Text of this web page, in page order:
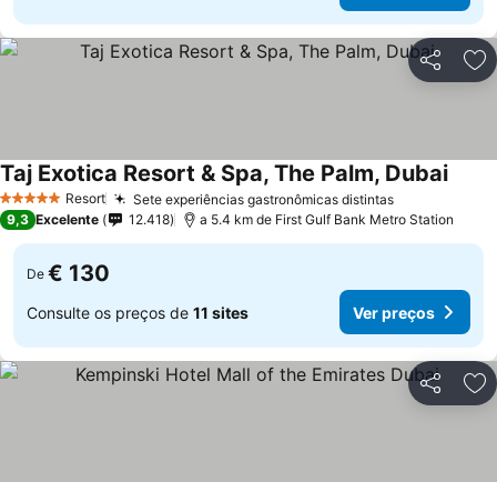
Partilhar
5 Estrelas Resort Sete experiências gastronômicas distintas
Taj Exotica Resort & Spa, The Palm, Dubai
9,3 Excelente 12.418 a 5.4 km de First Gulf Bank Metro Station
De € 130
Consulte os preços de 11 sites Ver preços
Partilhar